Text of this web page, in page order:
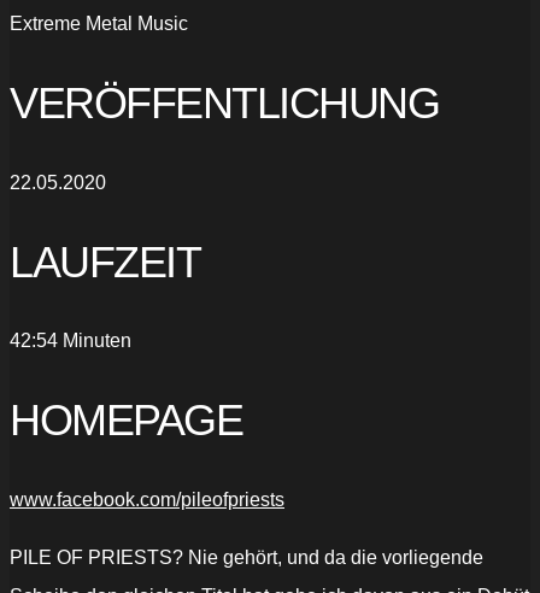
Extreme Metal Music
VERÖFFENTLICHUNG
22.05.2020
LAUFZEIT
42:54 Minuten
HOMEPAGE
www.facebook.com/pileofpriests
PILE OF PRIESTS? Nie gehört, und da die vorliegende